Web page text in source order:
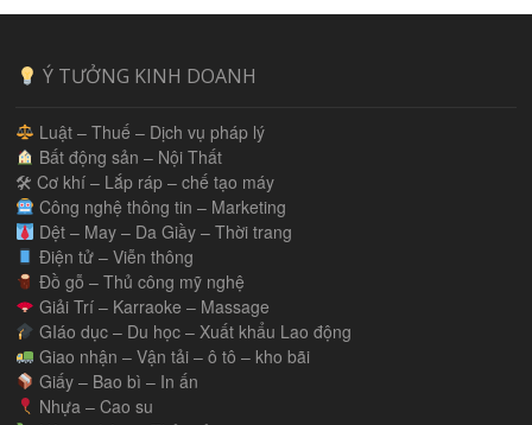
Ý TƯỞNG KINH DOANH
Luật – Thuế – Dịch vụ pháp lý
Bất động sản – Nội Thất
🛠 Cơ khí – Lắp ráp – chế tạo máy
Công nghệ thông tin – Marketing
Dệt – May – Da Giầy – Thời trang
Điện tử – Viễn thông
Đồ gỗ – Thủ công mỹ nghệ
Giải Trí – Karraoke – Massage
GIáo dục – Du học – Xuất khẩu Lao động
Giao nhận – Vận tải – ô tô – kho bãi
Giấy – Bao bì – In ấn
Nhựa – Cao su